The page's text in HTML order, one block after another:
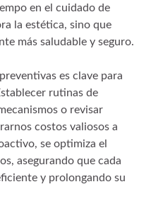
en el cuidado de
la estética, sino que
más saludable y seguro.
es clave para
rutinas de
o revisar
costos valiosos a
se optimiza el
asegurando que cada
y prolongando su